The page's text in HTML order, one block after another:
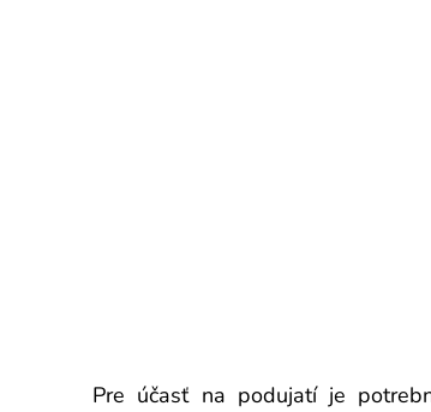
👉 Pre účasť na podujatí je